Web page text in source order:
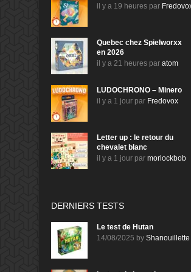
il y a 19 heures par
Quebec chez Spielworxx
en 2026
il y a 21 heures par atom
LUDOCHRONO – Minero
il y a 1 jour par Fredovox
Letter up : le retour du
chevalet blanc
il y a 1 jour par morlockbob
DERNIERS TESTS
Le test de Hutan
14/08/2025 by Shanouillette